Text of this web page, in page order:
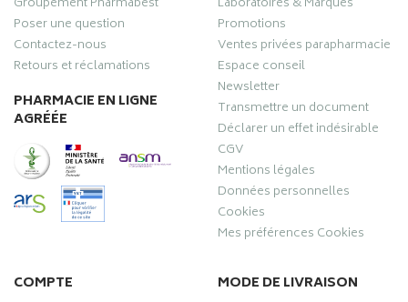
Poser une question
Contactez-nous
Retours et réclamations
PHARMACIE EN LIGNE
AGRÉÉE
Promotions
Ventes privées parapharmacie
Espace conseil
Newsletter
Transmettre un document
Déclarer un effet indésirable
CGV
Mentions légales
Données personnelles
Cookies
Mes préférences Cookies
COMPTE MODE DE LIVRAISON